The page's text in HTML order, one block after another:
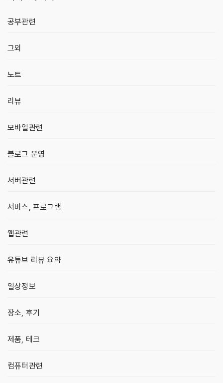
공부관련
그외
노트
리뷰
모바일관련
블로그 운영
서버관련
서비스, 프로그램
웹관련
유튜브 리뷰 요약
일상정보
장소, 후기
제품, 테크
컴퓨터관련